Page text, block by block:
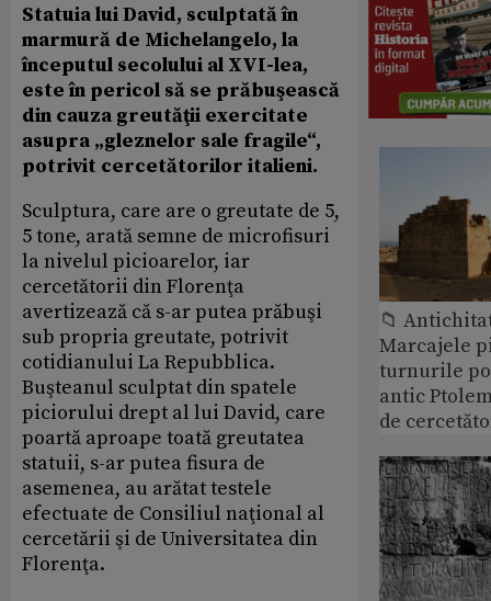
Statuia lui David, sculptată în
marmură de Michelangelo, la
începutul secolului al XVI-lea,
este în pericol să se prăbuşească
din cauza greutăţii exercitate
asupra „gleznelor sale fragile“,
potrivit cercetătorilor italieni.
Sculptura, care are o greutate de 5,
5 tone, arată semne de microfisuri
la nivelul picioarelor, iar
cercetătorii din Florenţa
avertizează că s-ar putea prăbuşi
sub propria greutate, potrivit
cotidianului La Repubblica.
Buşteanul sculptat din spatele
piciorului drept al lui David, care
poartă aproape toată greutatea
statuii, s-ar putea fisura de
asemenea, au arătat testele
efectuate de Consiliul naţional al
cercetării şi de Universitatea din
Florenţa.
📁
Marcajele
turnurile
antic
de